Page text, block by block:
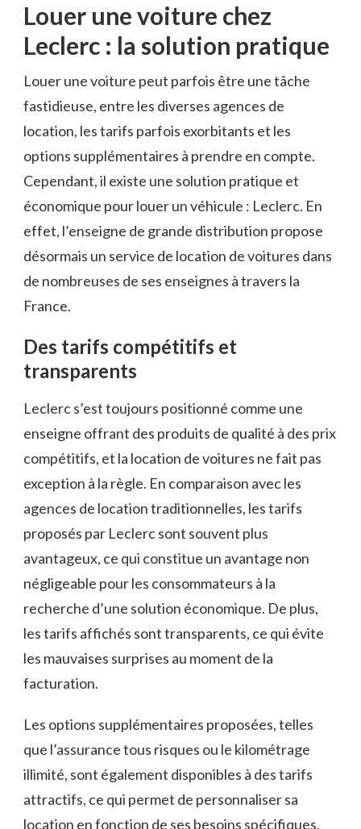
Louer une voiture chez
Leclerc : la solution pratique
Louer une voiture peut parfois être une tâche
fastidieuse, entre les diverses agences de
location, les tarifs parfois exorbitants et les
options supplémentaires à prendre en compte.
Cependant, il existe une solution pratique et
économique pour louer un véhicule : Leclerc. En
effet, l’enseigne de grande distribution propose
désormais un service de location de voitures dans
de nombreuses de ses enseignes à travers la
France.
Des tarifs compétitifs et
transparents
Leclerc s’est toujours positionné comme une
enseigne offrant des produits de qualité à des prix
compétitifs, et la location de voitures ne fait pas
exception à la règle. En comparaison avec les
agences de location traditionnelles, les tarifs
proposés par Leclerc sont souvent plus
avantageux, ce qui constitue un avantage non
négligeable pour les consommateurs à la
recherche d’une solution économique. De plus,
les tarifs affichés sont transparents, ce qui évite
les mauvaises surprises au moment de la
facturation.
Les options supplémentaires proposées, telles
que l’assurance tous risques ou le kilométrage
illimité, sont également disponibles à des tarifs
attractifs, ce qui permet de personnaliser sa
location en fonction de ses besoins spécifiques.